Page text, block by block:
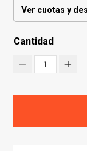
Ver cuotas y
Cantidad
1